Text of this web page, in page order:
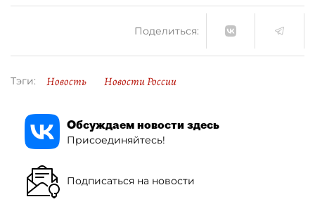
Поделиться:
Тэги: Новость Новости России
Обсуждаем новости здесь
Присоединяйтесь!
Подписаться на новости